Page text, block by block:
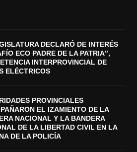
DECLARÓ DE INTERÉS
ECO PADRE DE LA PATRIA”,
INTERPROVINCIAL DE
ELÉCTRICOS
PROVINCIALES
EL IZAMIENTO DE LA
NACIONAL Y LA BANDERA
DE LA LIBERTAD CIVIL EN LA
DE LA POLICÍA